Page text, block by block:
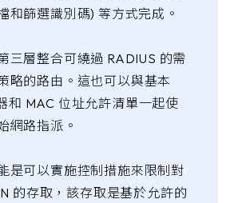
和篩選識別碼) 等方式完成。
三層整合可繞過 RADIUS 的需
略的路由。這也可以與基本
和 MAC 位址允許清單一起使
網路指派。
是可以實施控制措施來限制對
的存取，該存取是基於允許的